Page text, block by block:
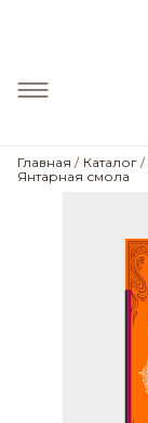
Главная Каталог
Янтарная смола